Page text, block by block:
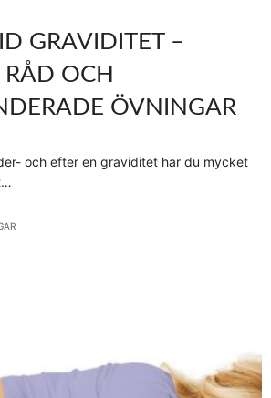
GRAVIDITET –
RÅD OCH
ÖVNINGAR
och efter en graviditet har du mycket